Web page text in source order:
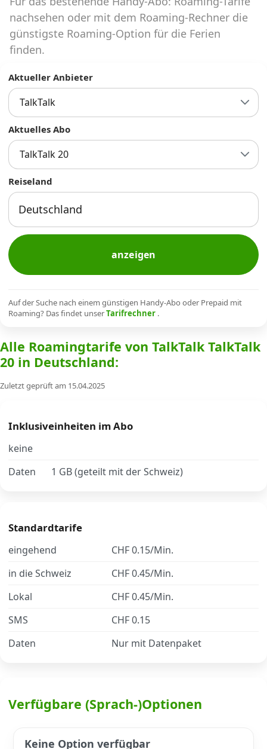
Abos für Tablets, Hotspots und Smart
Watches
Infos
Alle Anbieter
Mobilfunknetz Schweiz
Handy-Abo-Aktionen
Handy-Abo kündigen oder
Alle Mobile-Vergleiche
Internet, TV, Telefon
Kombi-Angebote
News
Über uns
Datenschutz·AGB Impressum
nachsehen oder mit dem Roaming-Rechner die
günstigste Roaming-Option für die Ferien
finden.
Aktueller Anbieter
TalkTalk
Aktuelles Abo
TalkTalk 20
Reiseland
anzeigen
Auf der Suche nach einem günstigen Handy-Abo oder Prepaid mit
Roaming? Das findet unserTarifrechner .
Alle Roamingtarife von TalkTalk TalkTalk
20 in Deutschland:
Zuletzt geprüft am 15.04.2025
Inklusiveinheiten im Abo
keine
Daten
1 GB (geteilt mit der Schweiz)
Standardtarife
eingehend
CHF 0.15/Min.
in die Schweiz
CHF 0.45/Min.
Lokal
CHF 0.45/Min.
SMS
CHF 0.15
Daten
Nur mit Datenpaket
Verfügbare (Sprach-)Optionen
Keine Option verfügbar